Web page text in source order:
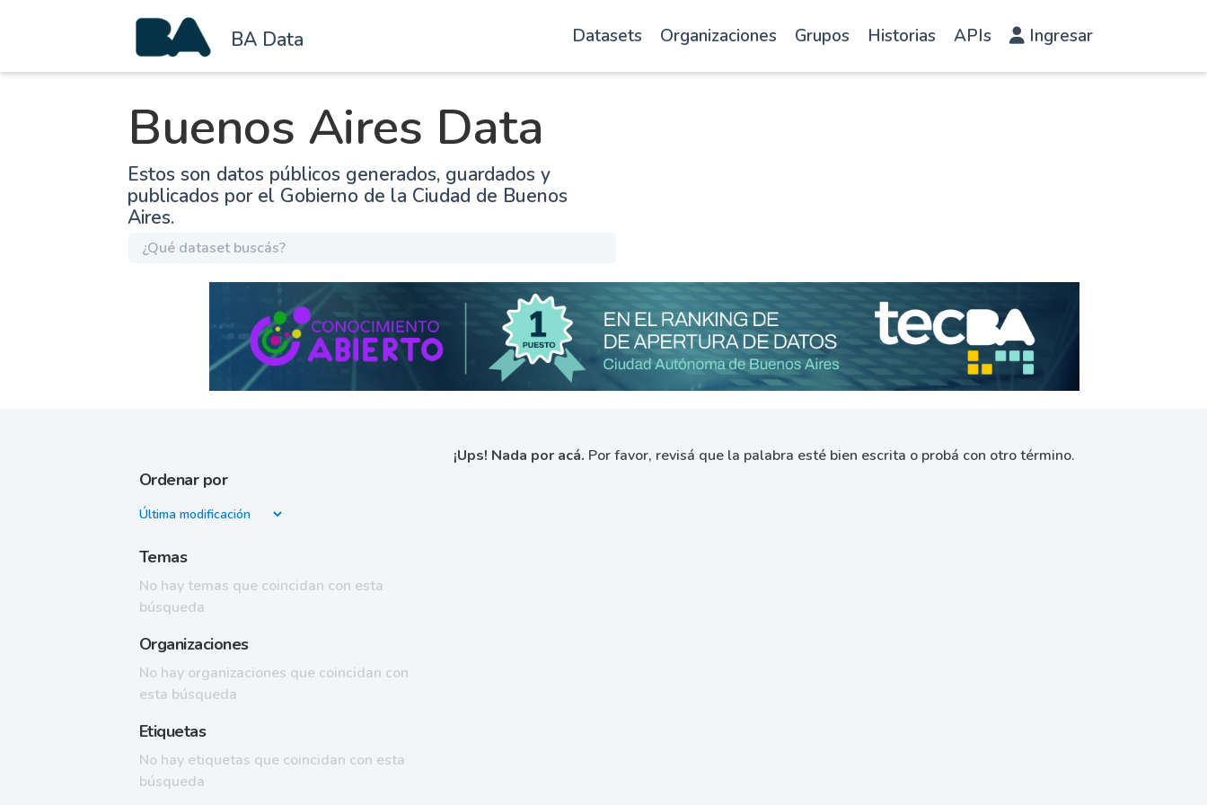
BA Data Datasets Organizaciones Grupos Historias APIs Ingresar
Buenos Aires Data
Estos son datos públicos generados, guardados y
publicados por el Gobierno de la Ciudad de Buenos
Aires.
Ordenar por
Temas
No hay temas que coincidan con esta
búsqueda
Organizaciones
No hay organizaciones que coincidan con
esta búsqueda
Etiquetas
No hay etiquetas que coincidan con esta
búsqueda
¡Ups! Nada por acá. Por favor, revisá que la palabra esté bien escrita o probá con otro término.